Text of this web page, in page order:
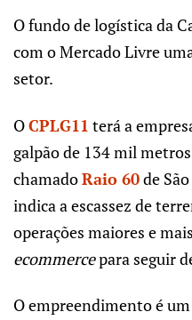
O fundo de logística da
com o Mercado Livre
setor.
OCPLG11 terá a
galpão de 134 mil
chamadoRaio 60de
indica a escassez de
operações maiores e
ecommercepara seguir
O empreendimento é um